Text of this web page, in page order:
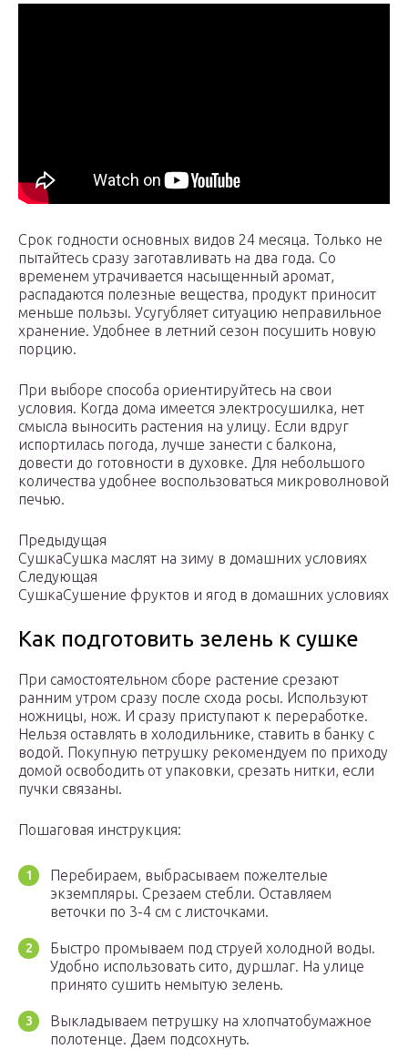
Срок годности основных видов 24 месяца. Только не
пытайтесь сразу заготавливать на два года. Со
временем утрачивается насыщенный аромат,
распадаются полезные вещества, продукт приносит
меньше пользы. Усугубляет ситуацию неправильное
хранение. Удобнее в летний сезон посушить новую
порцию.
При выборе способа ориентируйтесь на свои
условия. Когда дома имеется электросушилка, нет
смысла выносить растения на улицу. Если вдруг
испортилась погода, лучше занести с балкона,
довести до готовности в духовке. Для небольшого
количества удобнее воспользоваться микроволновой
печью.
Предыдущая
СушкаСушка маслят на зиму в домашних условиях
Следующая
СушкаСушение фруктов и ягод в домашних условиях
Как подготовить зелень к сушке
При самостоятельном сборе растение срезают
ранним утром сразу после схода росы. Используют
ножницы, нож. И сразу приступают к переработке.
Нельзя оставлять в холодильнике, ставить в банку с
водой. Покупную петрушку рекомендуем по приходу
домой освободить от упаковки, срезать нитки, если
пучки связаны.
Пошаговая инструкция:
Перебираем, выбрасываем пожелтелые
экземпляры. Срезаем стебли. Оставляем
веточки по 3-4 см с листочками.
Быстро промываем под струей холодной воды.
Удобно использовать сито, дуршлаг. На улице
принято сушить немытую зелень.
Выкладываем петрушку на хлопчатобумажное
полотенце. Даем подсохнуть.